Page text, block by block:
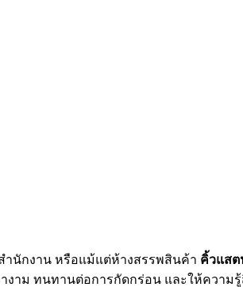
ำนักงาน หรือแม้แต่ห้างสรรพสินค้า คิ้วแสต
ม ทนทานต่อการกัดกร่อน และให้ความรู้